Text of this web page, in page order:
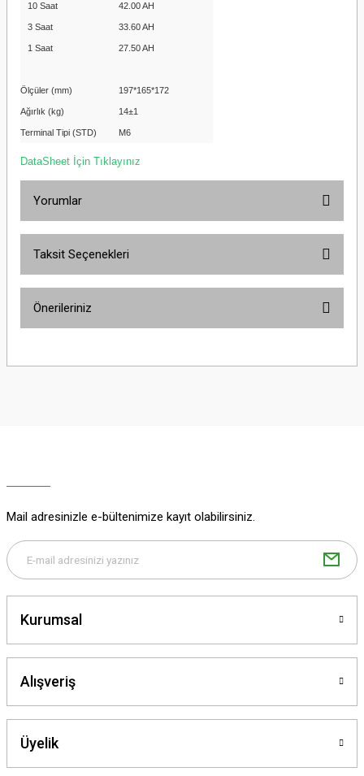
10 Saat 42.00 AH
3 Saat 33.60 AH
1 Saat 27.50 AH
Ölçüler (mm) 197*165*172
Ağırlık (kg) 14±1
Terminal Tipi (STD) M6
DataSheet İçin Tıklayınız
Yorumlar
Taksit Seçenekleri
Önerileriniz
yetersiz gördüğünüz noktaları öneri formunu kullanarak tarafımıza
Bu ürüne benzer farklı alternatifler olmalı.
Mail adresinizle e-bültenimize kayıt olabilirsiniz.
Kurumsal
Alışveriş
Üyelik